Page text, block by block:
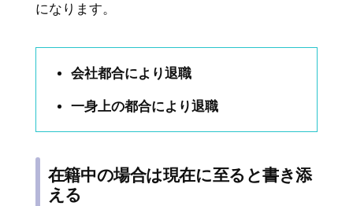
になります。
会社都合により退職
一身上の都合により退職
在籍中の場合は現在に至ると書き添
える